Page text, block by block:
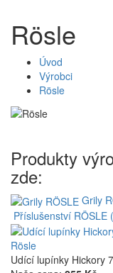
Rösle
Úvod
Výrobci
Rösle
Produkty
zde:
Grily
Příslušenství RÖSLE
Rösle
Udící lupínky Hickory